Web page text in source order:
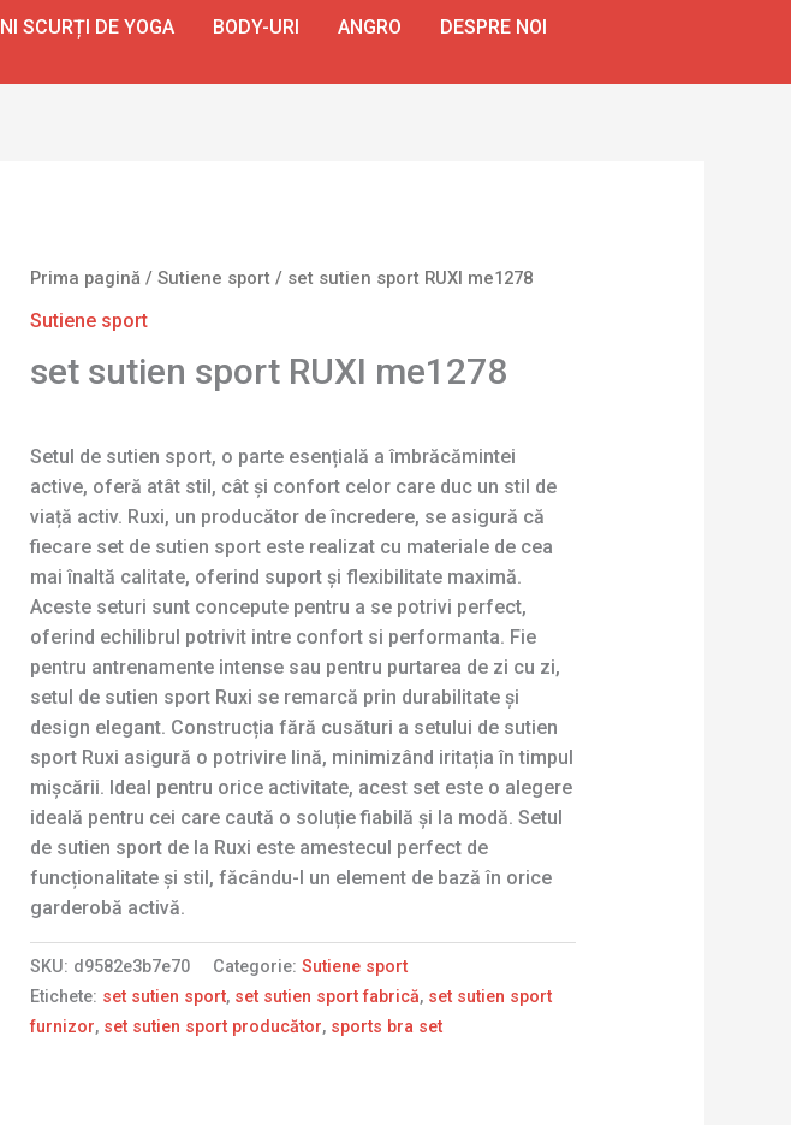
SCURȚI DE YOGA BODY-URI ANGRO
DESPRE NOI
Prima pagină /Sutiene sport / set sutien sport RUXI me1278
Sutiene sport
set sutien sport RUXI me1278
Setul de sutien sport, o parte esențială a îmbrăcămintei
active, oferă atât stil, cât și confort celor care duc un stil de
viață activ. Ruxi, un producător de încredere, se asigură că
fiecare set de sutien sport este realizat cu materiale de cea
mai înaltă calitate, oferind suport și flexibilitate maximă.
Aceste seturi sunt concepute pentru a se potrivi perfect,
oferind echilibrul potrivit intre confort si performanta. Fie
pentru antrenamente intense sau pentru purtarea de zi cu zi,
setul de sutien sport Ruxi se remarcă prin durabilitate și
design elegant. Construcția fără cusături a setului de sutien
sport Ruxi asigură o potrivire lină, minimizând iritația în timpul
mișcării. Ideal pentru orice activitate, acest set este o alegere
ideală pentru cei care caută o soluție fiabilă și la modă. Setul
de sutien sport de la Ruxi este amestecul perfect de
funcționalitate și stil, făcându-l un element de bază în orice
garderobă activă.
SKU: d9582e3b7e70 Categorie:Sutiene sport
Etichete: set sutien sport, set sutien sport fabrică, set sutien sport
furnizor, set sutien sport producător, sports bra set